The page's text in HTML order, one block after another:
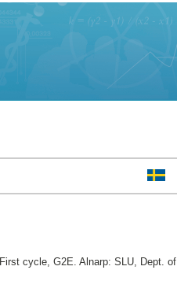
First cycle, G2E. Alnarp: SLU, Dept. of